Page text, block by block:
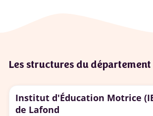
Les structures du département
Institut d'Éducation Motrice
de Lafond